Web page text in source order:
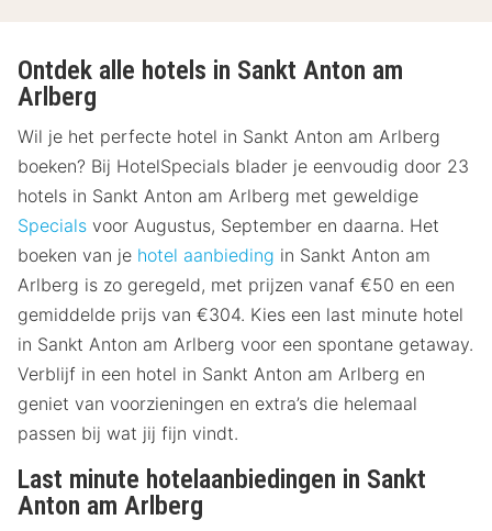
Ontdek alle hotels in Sankt Anton am
Arlberg
Wil je het perfecte hotel in Sankt Anton am Arlberg
boeken? Bij HotelSpecials blader je eenvoudig door 23
hotels in Sankt Anton am Arlberg met geweldige
Specials voor Augustus, September en daarna. Het
boeken van je hotel aanbieding in Sankt Anton am
Arlberg is zo geregeld, met prijzen vanaf €50 en een
gemiddelde prijs van €304. Kies een last minute hotel
in Sankt Anton am Arlberg voor een spontane getaway.
Verblijf in een hotel in Sankt Anton am Arlberg en
geniet van voorzieningen en extra’s die helemaal
passen bij wat jij fijn vindt.
Last minute hotelaanbiedingen in Sankt
Anton am Arlberg